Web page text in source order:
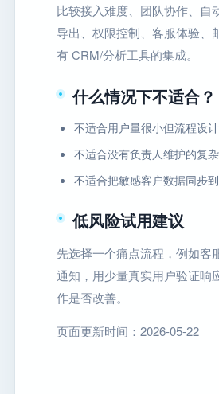
比较接入难度、团队协作、自
导出、权限控制、客服体验、
有 CRM/分析工具的集成。
什么情况下不适合？
不适合用户量很小但流程设
不适合没有负责人维护的复
不适合把敏感客户数据同步
低风险试用建议
先选择一个痛点流程，例如客
通知，用少量真实用户验证响
作是否改善。
页面更新时间：2026-05-22